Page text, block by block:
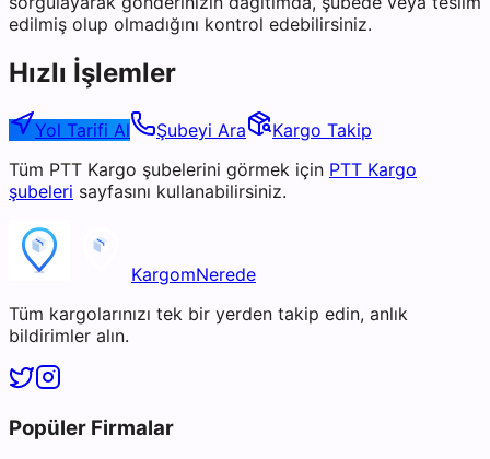
edilmiş olup olmadığını kontrol edebilirsiniz.
Hızlı İşlemler
Yol Tarifi Al Şubeyi Ara
Kargo Takip
Tüm PTT Kargo şubelerini görmek için PTT Kargo
şubeleri sayfasını kullanabilirsiniz.
KargomNerede
Tüm kargolarınızı tek bir yerden takip edin, anlık
bildirimler alın.
Popüler Firmalar